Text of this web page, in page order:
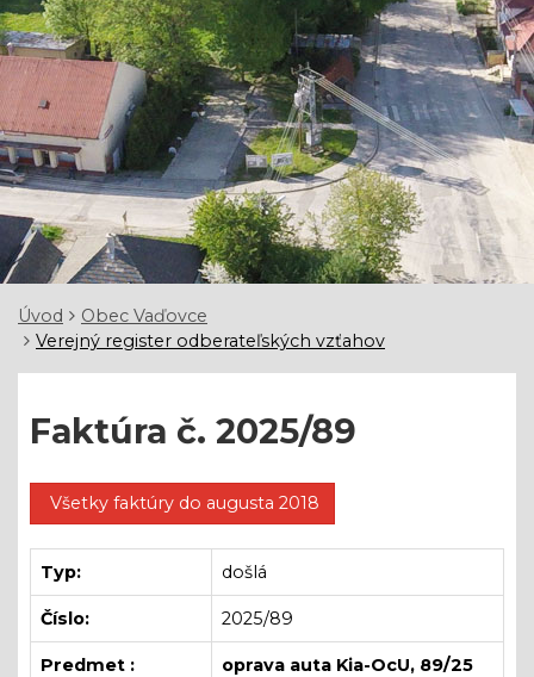
Úvod
Obec Vaďovce
Verejný register odberateľských vzťahov
Faktúra č. 2025/89
Všetky faktúry do augusta 2018
Typ: došlá
Číslo: 2025/89
Predmet : oprava auta Kia-OcU, 89/25